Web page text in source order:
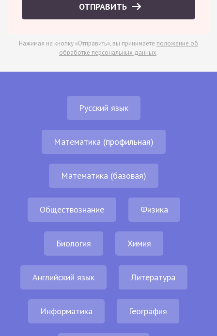
ОТПРАВИТЬ
Нажимая на кнопку «Отправить», вы принимаете положение об
обработке персональных данных.
Русский язык
Математика (профильная)
Математика (базовая)
Обществознание Физика
Биология Химия
Английский язык Литература
Информатика География